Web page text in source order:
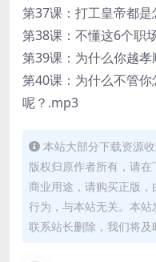
第37课：打工皇帝都
第38课：不懂这6个职
第39课：为什么你越
第40课：为什么不管
呢？.mp3
本站大部分下载资源
版权归原作者所有，请
商业用途，请购买正版
行为，与本站无关。本
联系站长删除，我们将及